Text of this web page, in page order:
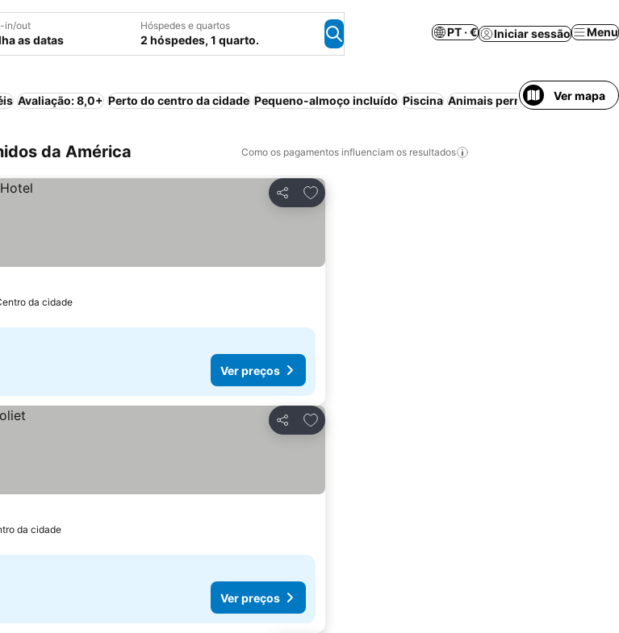
in/out
as datas
Hóspedes e quartos
2 hóspedes, 1 quarto.
PT · € Iniciar sessão Menu
Avaliação: 8,0+ Perto do centro da cidade Pequeno-almoço incluído Piscina Animais permitidos Piscina
Ver mapa
da América Como os pagamentos influenciam os resultados
Partilhar
Adicionar aos favoritos
da cidade
Ver preços
Partilhar
Adicionar aos favoritos
da cidade
Ver preços